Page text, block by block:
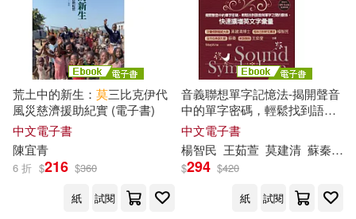
周芬伶(1)
唐小兵(1) 喬尼‧湯姆森(1)
喬爾達．莫蘭西(1) 喵喵(1)
嚴淑女(1) 埃琳娜．莫蘭多(1)
子席國際(1)
宣道傳意及出版事工有限公司(1)
小宇宙文化(1) 小牛頓(1)
山東友誼出版社(1)
荒土中的新生： 莫三比克伊代
風災慈濟援助紀實 (電子書)
中文電子書
陳宜青
6 折 $216 $360
紙
試閱
音義聯想單字記憶法-揭開聲音
中的單字密碼，輕鬆找到語音
與單字之間的關係，快速擴增
英文字彙量 (電子書)
中文電子書
楊智民 王茹萱 莫建清 蘇秦
$294 $420
紙
試閱